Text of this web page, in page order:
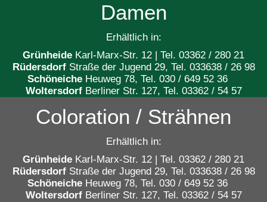
Damen
Erhältlich in:
Grünheide Karl-Marx-Str. 12 | Tel. 03362 / 280 21
RüdersdorfStraße der Jugend 29, Tel. 033638 / 26 98
Schöneiche Heuweg 78, Tel. 030 / 649 52 36
Woltersdorf Berliner Str. 127, Tel. 03362 / 54 57
Coloration / Strähnen
Erhältlich in:
Grünheide Karl-Marx-Str. 12 | Tel. 03362 / 280 21
RüdersdorfStraße der Jugend 29, Tel. 033638 / 26 98
Schöneiche Heuweg 78, Tel. 030 / 649 52 36
Woltersdorf Berliner Str. 127, Tel. 03362 / 54 57